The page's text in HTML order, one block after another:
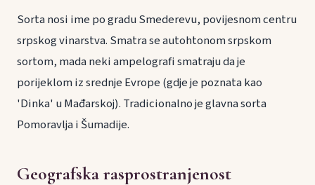
Sorta nosi ime po gradu Smederevu, povijesnom centru
srpskog vinarstva. Smatra se autohtonom srpskom
sortom, mada neki ampelografi smatraju da je
porijeklom iz srednje Evrope (gdje je poznata kao
'Dinka' u Mađarskoj). Tradicionalno je glavna sorta
Pomoravlja i Šumadije.
Geografska rasprostranjenost